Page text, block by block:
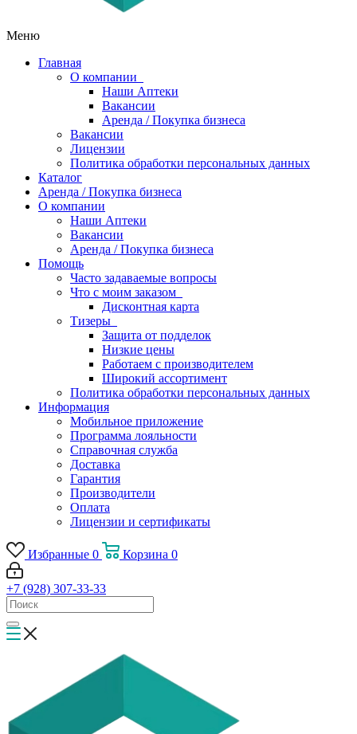
Меню
Главная
О компании
Наши Аптеки
Вакансии
Аренда / Покупка бизнеса
Вакансии
Лицензии
Политика обработки персональных данных
Каталог
Аренда / Покупка бизнеса
О компании
Наши Аптеки
Вакансии
Аренда / Покупка бизнеса
Помощь
Часто задаваемые вопросы
Что с моим заказом
Дисконтная карта
Тизеры
Защита от подделок
Низкие цены
Работаем с производителем
Широкий ассортимент
Политика обработки персональных данных
Информация
Мобильное приложение
Программа лояльности
Справочная служба
Доставка
Гарантия
Производители
Оплата
Лицензии и сертификаты
Избранные 0 Корзина 0
+7 (928) 307-33-33